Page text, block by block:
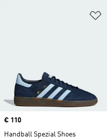
Price
€ 110
Handball Spezial Shoes